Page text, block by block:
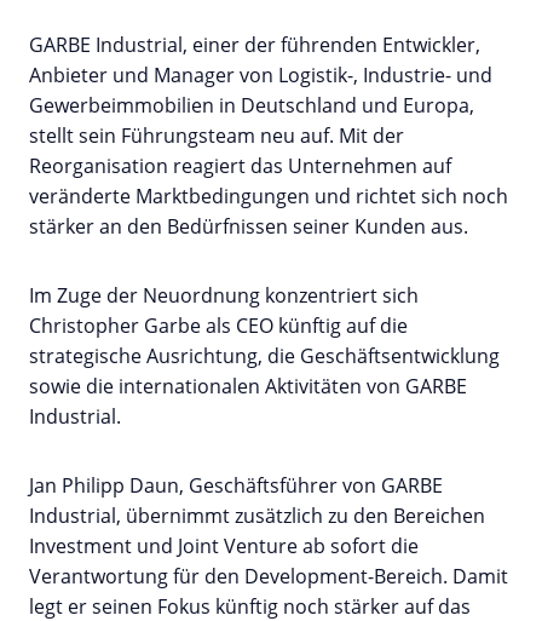
GARBE Industrial, einer der führenden Entwickler,
Anbieter und Manager von Logistik-, Industrie- und
Gewerbeimmobilien in Deutschland und Europa,
stellt sein Führungsteam neu auf. Mit der
Reorganisation reagiert das Unternehmen auf
veränderte Marktbedingungen und richtet sich noch
stärker an den Bedürfnissen seiner Kunden aus.
Im Zuge der Neuordnung konzentriert sich
Christopher Garbe als CEO künftig auf die
strategische Ausrichtung, die Geschäftsentwicklung
sowie die internationalen Aktivitäten von GARBE
Industrial.
Jan Philipp Daun, Geschäftsführer von GARBE
Industrial, übernimmt zusätzlich zu den Bereichen
Investment und Joint Venture ab sofort die
Verantwortung für den Development-Bereich. Damit
legt er seinen Fokus künftig noch stärker auf das